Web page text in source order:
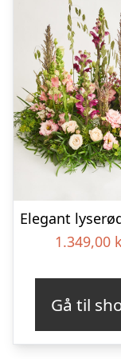
1.349,00
Gå til